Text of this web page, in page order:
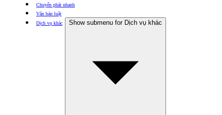
Chuyển phát nhanh
Văn bản luật
Dịch vụ khác
Show submenu for Dịch vụ khác